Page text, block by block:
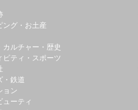
ング・お土産
カルチャー・歴史
ビティ・スポーツ
・鉄道
ョン
ューティ